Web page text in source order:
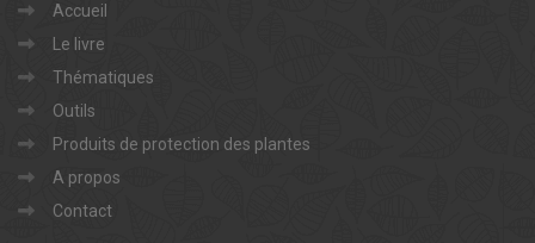
Accueil
Le livre
Thématiques
Outils
Produits de protection des plantes
A propos
Contact